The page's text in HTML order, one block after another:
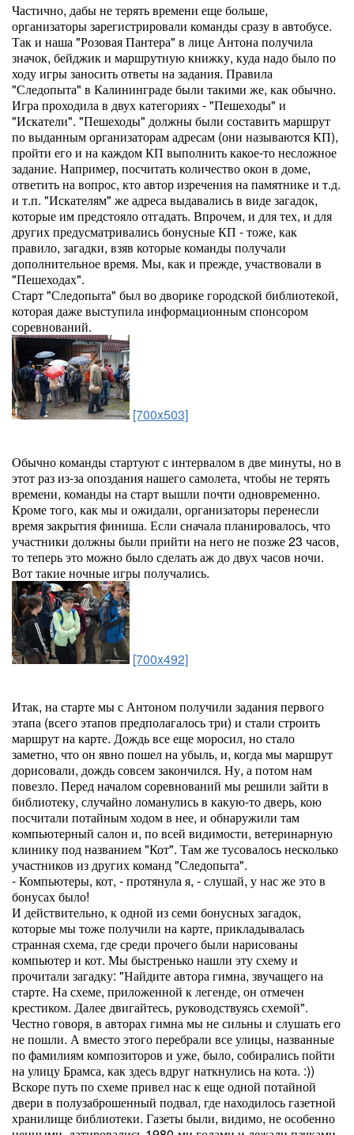
Частично, дабы не терять времени еще больше,
организаторы зарегистрировали команды сразу в автобусе.
Так и наша "Розовая Пантера" в лице Антона получила
значок, бейджик и маршрутную книжку, куда надо было по
ходу игры заносить ответы на задания. Правила
"Следопыта" в Калининграде были такими же, как обычно.
Игра проходила в двух категориях - "Пешеходы" и
"Искатели". "Пешеходы" должны были составить маршрут
по выданным организаторам адресам (они называются КП),
пройти его и на каждом КП выполнить какое-то несложное
задание. Например, посчитать количество окон в доме,
ответить на вопрос, кто автор изречения на памятнике и т.д.
и т.п. "Искателям" же адреса выдавались в виде загадок,
которые им предстояло отгадать. Впрочем, и для тех, и для
других предусматривались бонусные КП - тоже, как
правило, загадки, взяв которые команды получали
дополнительное время. Мы, как и прежде, участвовали в
"Пешеходах".
Старт "Следопыта" был во дворике городской библиотекой,
которая даже выступила информационным спонсором
соревнований.
[700x503]
Обычно команды стартуют с интервалом в две минуты, но в
этот раз из-за опоздания нашего самолета, чтобы не терять
времени, команды на старт вышли почти одновременно.
Кроме того, как мы и ожидали, организаторы перенесли
время закрытия финиша. Если сначала планировалось, что
участники должны были прийти на него не позже 23 часов,
то теперь это можно было сделать аж до двух часов ночи.
Вот такие ночные игры получались.
[700x492]
Итак, на старте мы с Антоном получили задания первого
этапа (всего этапов предполагалось три) и стали строить
маршрут на карте. Дождь все еще моросил, но стало
заметно, что он явно пошел на убыль, и, когда мы маршрут
дорисовали, дождь совсем закончился. Ну, а потом нам
повезло. Перед началом соревнований мы решили зайти в
библиотеку, случайно ломанулись в какую-то дверь, кою
посчитали потайным ходом в нее, и обнаружили там
компьютерный салон и, по всей видимости, ветеринарную
клинику под названием "Кот". Там же тусовалось несколько
участников из других команд "Следопыта".
- Компьютеры, кот, - протянула я, - слушай, у нас же это в
бонусах было!
И действительно, к одной из семи бонусных загадок,
которые мы тоже получили на карте, прикладывалась
странная схема, где среди прочего были нарисованы
компьютер и кот. Мы быстренько нашли эту схему и
прочитали загадку: "Найдите автора гимна, звучащего на
старте. На схеме, приложенной к легенде, он отмечен
крестиком. Далее двигайтесь, руководствуясь схемой".
Честно говоря, в авторах гимна мы не сильны и слушать его
не пошли. А вместо этого перебрали все улицы, названные
по фамилиям композиторов и уже, было, собирались пойти
на улицу Брамса, как здесь вдруг наткнулись на кота. :))
Вскоре путь по схеме привел нас к еще одной потайной
двери в полузаброшенный подвал, где находилось газетной
хранилище библиотеки. Газеты были, видимо, не особенно